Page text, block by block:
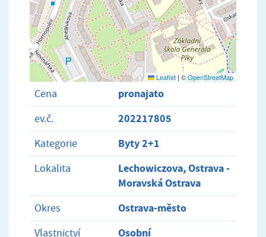
Leaflet | ©OpenStreetMap
Cena pronajato
ev.č. 202217805
Kategorie Byty 2+1
Lokalita
Lechowiczova, Ostrava -
Moravská Ostrava
Okres Ostrava-město
Vlastnictví Osobní